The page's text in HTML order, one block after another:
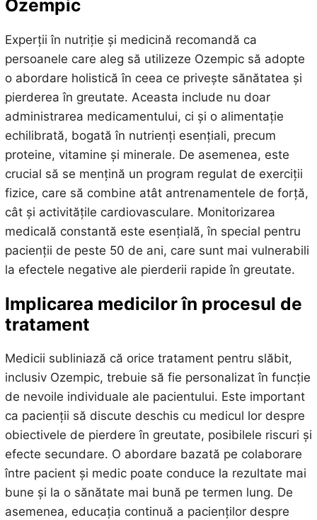
Ozempic
Experții în nutriție și medicină recomandă ca
persoanele care aleg să utilizeze Ozempic să adopte
o abordare holistică în ceea ce privește sănătatea și
pierderea în greutate. Aceasta include nu doar
administrarea medicamentului, ci și o alimentație
echilibrată, bogată în nutrienți esențiali, precum
proteine, vitamine și minerale. De asemenea, este
crucial să se mențină un program regulat de exerciții
fizice, care să combine atât antrenamentele de forță,
cât și activitățile cardiovasculare. Monitorizarea
medicală constantă este esențială, în special pentru
pacienții de peste 50 de ani, care sunt mai vulnerabili
la efectele negative ale pierderii rapide în greutate.
Implicarea medicilor în procesul de
tratament
Medicii subliniază că orice tratament pentru slăbit,
inclusiv Ozempic, trebuie să fie personalizat în funcție
de nevoile individuale ale pacientului. Este important
ca pacienții să discute deschis cu medicul lor despre
obiectivele de pierdere în greutate, posibilele riscuri și
efecte secundare. O abordare bazată pe colaborare
între pacient și medic poate conduce la rezultate mai
bune și la o sănătate mai bună pe termen lung. De
asemenea, educația continuă a pacienților despre